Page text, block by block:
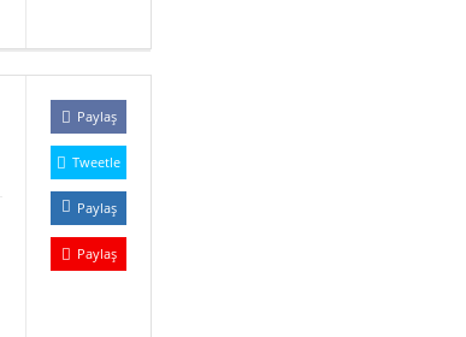
Paylaş
Tweetle
Paylaş
Paylaş